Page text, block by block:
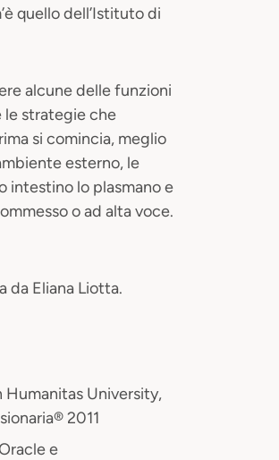
quello dell’Istituto di
alcune delle funzioni
le strategie che
si comincia, meglio
esterno, le
intestino lo plasmano e
o ad alta voce.
da Eliana Liotta.
Humanitas University,
2011
e